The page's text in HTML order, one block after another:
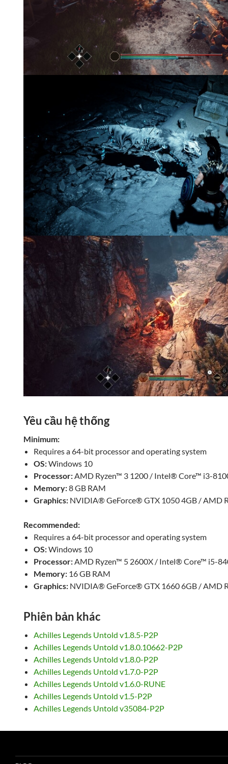
Yêu cầu hệ thống
Minimum:
Requires a 64-bit processor and operating system
OS:Windows 10
Processor: AMD Ryzen™ 3 1200 / Intel® Core™ i3-
Memory:8 GB RAM
Graphics: NVIDIA® GeForce® GTX 1050 4GB / AMD
Recommended:
Requires a 64-bit processor and operating system
OS:Windows 10
Processor: AMD Ryzen™ 5 2600X / Intel® Core™ i5-
Memory: 16 GB RAM
Graphics: NVIDIA® GeForce® GTX 1660 6GB / AMD
Phiên bản khác
Achilles Legends Untold v1.8.5-P2P
Achilles Legends Untold v1.8.0.10662-P2P
Achilles Legends Untold v1.8.0-P2P
Achilles Legends Untold v1.7.0-P2P
Achilles Legends Untold v1.6.0-RUNE
Achilles Legends Untold v1.5-P2P
Achilles Legends Untold v35084-P2P